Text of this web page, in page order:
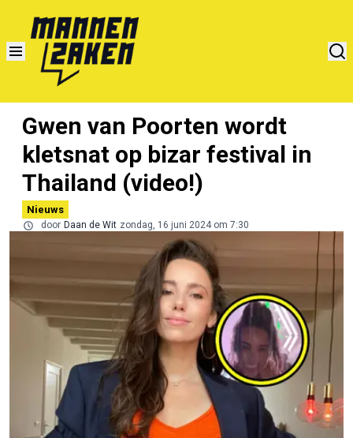
Gwen van Poorten wordt
kletsnat op bizar festival in
Thailand (video!)
Nieuws
door Daan de Wit zondag, 16 juni 2024 om 7:30